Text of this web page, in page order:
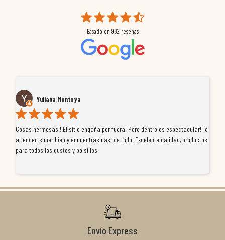
Basado en 982 reseñas
Yuliana Montoya
Cosas hermosas!! El sitio engaña por fuera! Pero dentro es espectacular! Te
atienden super bien y encuentras casi de todo! Excelente calidad, productos
para todos los gustos y bolsillos
Envío Express